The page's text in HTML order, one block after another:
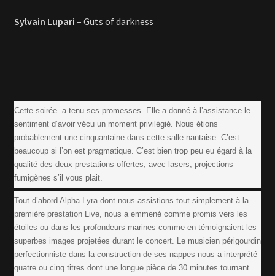
Sylvain Lupari – Guts of darkness
Cette soirée a tenu ses promesses. Elle a donné à l’assistance le
sentiment d’avoir vécu un moment privilégié. Nous étions
probablement une cinquantaine dans cette salle nantaise. C’est
beaucoup si l’on est pragmatique. C’est bien trop peu eu égard à la
qualité des deux prestations offertes, avec lasers, projections
fumigènes s’il vous plait.
Tout d’abord Alpha Lyra dont nous assistions tout simplement à la
première prestation Live, nous a emmené comme promis vers les
étoiles ou dans les profondeurs marines comme en témoignaient les
superbes images projetées durant le concert. Le musicien périgourdin
perfectionniste dans la construction de ses nappes nous a interprété
quatre ou cinq titres dont une longue pièce de 30 minutes tournant